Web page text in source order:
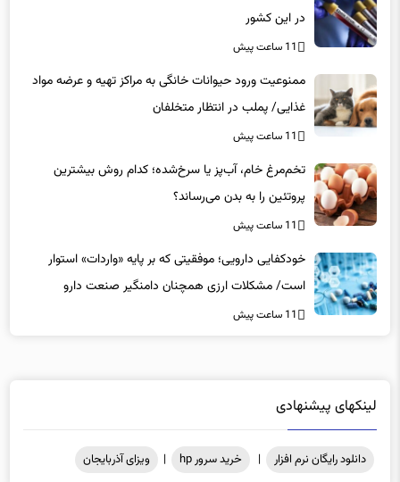
در این کشور
11 ساعت پیش
ممنوعیت ورود حیوانات خانگی به مراکز تهیه و عرضه مواد
غذایی/ پملب در انتظار متخلفان
11 ساعت پیش
تخم‌مرغ خام، آب‌پز یا سرخ‌شده؛ کدام روش بیشترین
پروتئین را به بدن می‌رساند؟
11 ساعت پیش
خودکفایی دارویی؛ موفقیتی که بر پایه‌ «واردات» استوار
است/ مشکلات ارزی همچنان دامنگیر صنعت دارو
11 ساعت پیش
لینکهای پیشنهادی
دانلود رایگان نرم افزار | خرید سرور hp | ویزای آذربایجان